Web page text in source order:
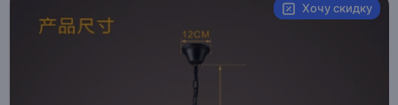
Хочу скидку